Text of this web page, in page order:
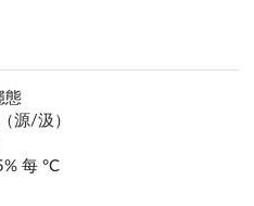
態
源/汲）
每 °C